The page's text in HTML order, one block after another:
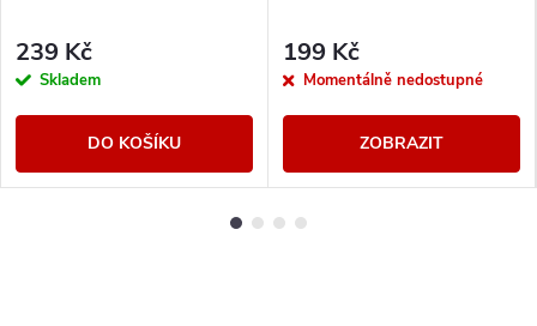
239 Kč
Skladem
DO KOŠÍKU
199 Kč
Momentálně nedostupné
ZOBRAZIT